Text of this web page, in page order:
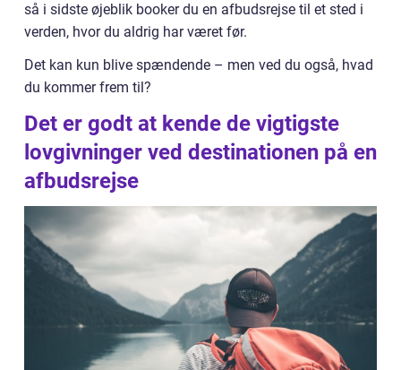
så i sidste øjeblik booker du en afbudsrejse til et sted i
verden, hvor du aldrig har været før.
Det kan kun blive spændende – men ved du også, hvad
du kommer frem til?
Det er godt at kende de vigtigste
lovgivninger ved destinationen på en
afbudsrejse